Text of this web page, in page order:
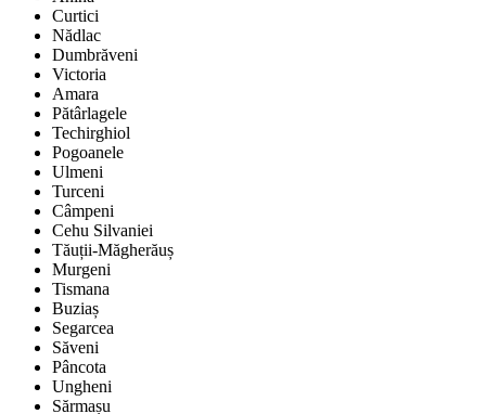
Curtici
Nădlac
Dumbrăveni
Victoria
Amara
Pătârlagele
Techirghiol
Pogoanele
Ulmeni
Turceni
Câmpeni
Cehu Silvaniei
Tăuții-Măgherăuș
Murgeni
Tismana
Buziaș
Segarcea
Săveni
Pâncota
Ungheni
Sărmașu